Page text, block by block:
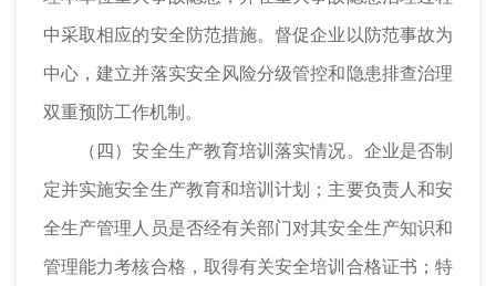
中采取相应的安全防范措施。督促企业以防范事故为
中心，建立并落实安全风险分级管控和隐患排查治理
双重预防工作机制。
（四）安全生产教育培训落实情况。企业是否制
定并实施安全生产教育和培训计划；主要负责人和安
全生产管理人员是否经有关部门对其安全生产知识和
管理能力考核合格，取得有关安全培训合格证书；特